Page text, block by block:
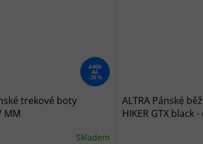
4 990
Kč
–20 %
trekové boty
MM
Skladem
ALTRA Pánské
HIKER GTX black